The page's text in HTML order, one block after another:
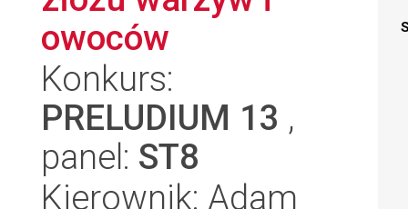
owoców
Konkurs:
PRELUDIUM 13 ,
panel: ST8
Kierownik: Adam